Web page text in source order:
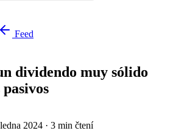
Feed
dividendo muy sólido
2024 · 3 min čtení